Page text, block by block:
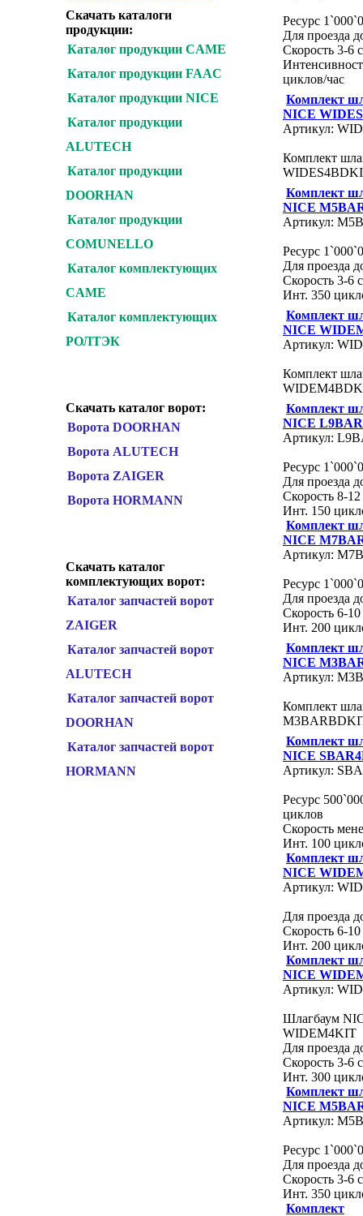
Скачать каталоги
продукции:
Каталог продукции CAME
Каталог продукции FAAC
Каталог продукции NICE
Каталог продукции
ALUTECH
Каталог продукции
DOORHAN
Каталог продукции
COMUNELLO
Каталог комплектующих
CAME
Каталог комплектующих
РОЛТЭК
Скачать каталог ворот:
Ворота DOORHAN
Ворота ALUTECH
Ворота ZAIGER
Ворота HORMANN
Скачать каталог
комплектующих ворот:
Каталог запчастей ворот
ZAIGER
Каталог запчастей ворот
ALUTECH
Каталог запчастей ворот
DOORHAN
Каталог запчастей ворот
HORMANN
Ресурс
Для проезда
Скорость 3-6
циклов/час
Комплект
NICE
Артикул:
Комплект
Комплект
NICE
Артикул:
Ресурс
Для проезда
Скорость 3-6
Инт. 350
Комплект
NICE
Артикул:
Комплект
Комплект
NICE
Артикул:
Ресурс
Для проезда
Скорость 8-12
Инт. 150
Комплект
NICE
Артикул:
Ресурс
Для проезда
Скорость 6-10
Инт. 200
Комплект
NICE
Артикул:
Комплект
Комплект
NICE
Артикул:
Ресурс
циклов
Скорость
Инт. 100
Комплект
NICE
Артикул:
Для проезда
Скорость 6-10
Инт. 200
Комплект
NICE
Артикул:
Шлагбаум
WIDEM4KIT
Для проезда
Скорость 3-6
Инт. 300
Комплект
NICE
Артикул:
Ресурс
Для проезда
Скорость 3-6
Инт. 350
Комплект